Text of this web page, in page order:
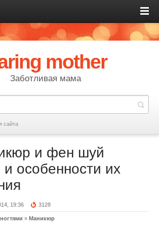
mother
Заботливая мама
сайта
и фен шуй
особенности их
19:36 3128
» Маникюр